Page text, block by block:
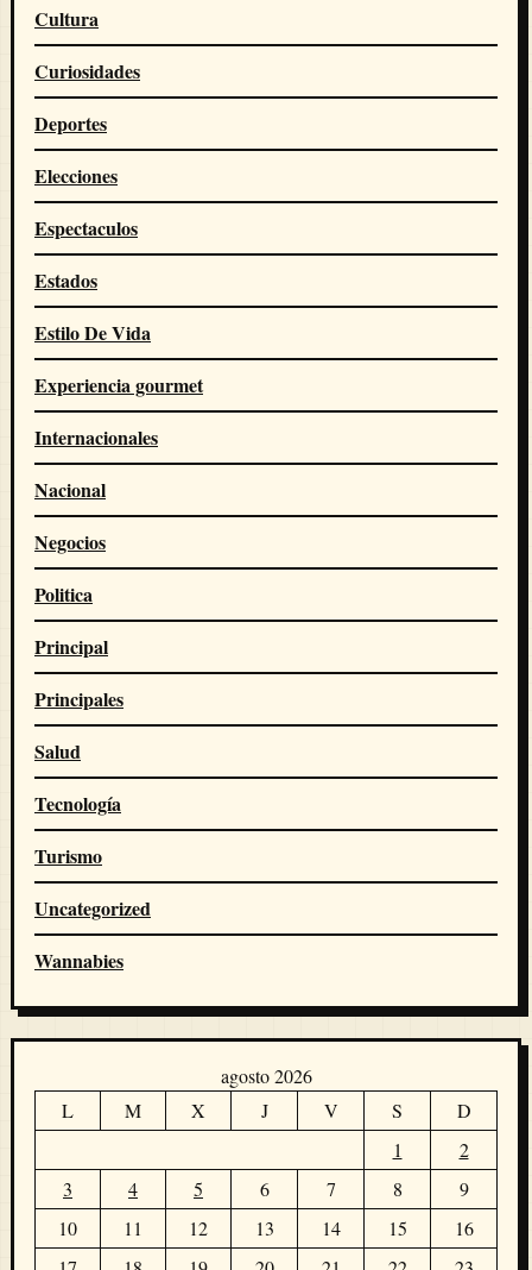
Cultura
Curiosidades
Deportes
Elecciones
Espectaculos
Estados
Estilo De Vida
Experiencia gourmet
Internacionales
Nacional
Negocios
Politica
Principal
Principales
Salud
Tecnología
Turismo
Uncategorized
Wannabies
agosto 2026
L
M X J V S
D
1
2
3
4 5 6 7 8
9
10
11 12 13 14 15
16